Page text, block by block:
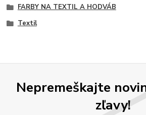
FARBY NA TEXTIL A HODVÁB
Textil
Nepremeškajte
zľavy!